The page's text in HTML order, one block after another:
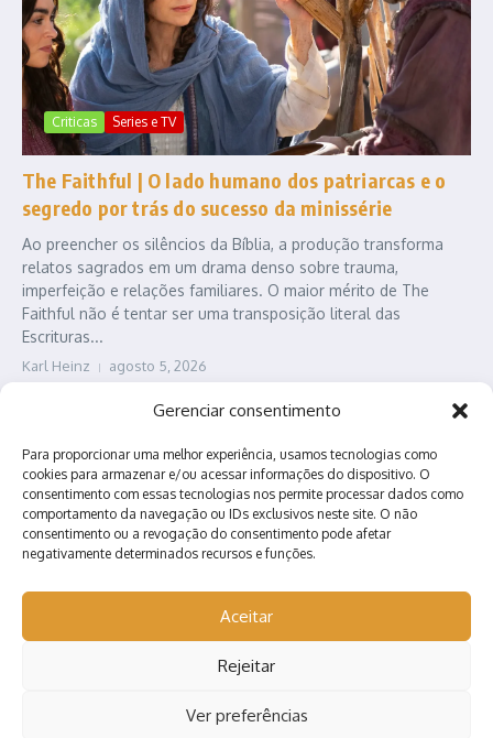
Gerenciar consentimento
Para proporcionar uma melhor experiência, usamos tecnologias como
cookies para armazenar e/ou acessar informações do dispositivo. O
consentimento com essas tecnologias nos permite processar dados como
comportamento da navegação ou IDs exclusivos neste site. O não
consentimento ou a revogação do consentimento pode afetar
negativamente determinados recursos e funções.
Aceitar
Rejeitar
Ver preferências
Criticas Series e TV
The Faithful | O lado humano dos patriarcas e o
segredo por trás do sucesso da minissérie
Ao preencher os silêncios da Bíblia, a produção transforma
relatos sagrados em um drama denso sobre trauma,
imperfeição e relações familiares. O maior mérito de The
Faithful não é tentar ser uma transposição literal das
Escrituras...
Karl Heinz agosto 5, 2026
Anuncie conosco!
Copyright © 2026 Nerd Arretado | Desenvolvido por